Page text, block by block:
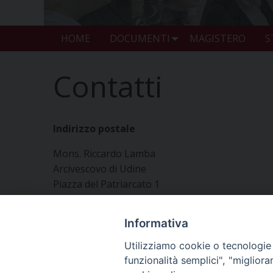
HOME DOCUMENTI MAGISTERO
Contatti
Indirizzo postale
Mons. Riccardo Lamba
Arcivescovo di Udine
Piazza del Patriarcato 1
33100 Udine
segreteriavescovo@diocesiudine.it
Informativa
Utilizziamo cookie o
funzionalità semplici",